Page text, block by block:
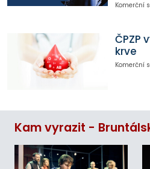
Komerční
ČPZP
krve
Komerční
Kam vyrazit -